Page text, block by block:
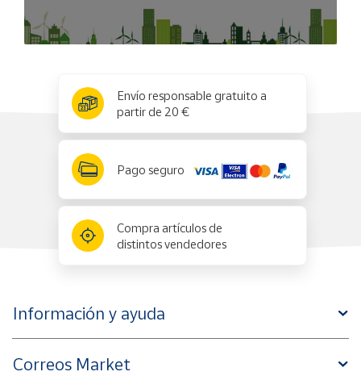
Envío responsable gratuito a
partir de 20 €
Pago seguro
Compra artículos de
distintos vendedores
Información y ayuda
Correos Market